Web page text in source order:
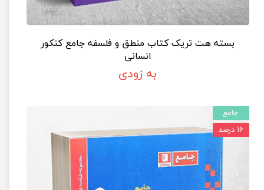
بسته هت تریک کتاب منطق و فلسفه جامع کنکور
انسانی
به زودی
جامع
۱۶ درصد